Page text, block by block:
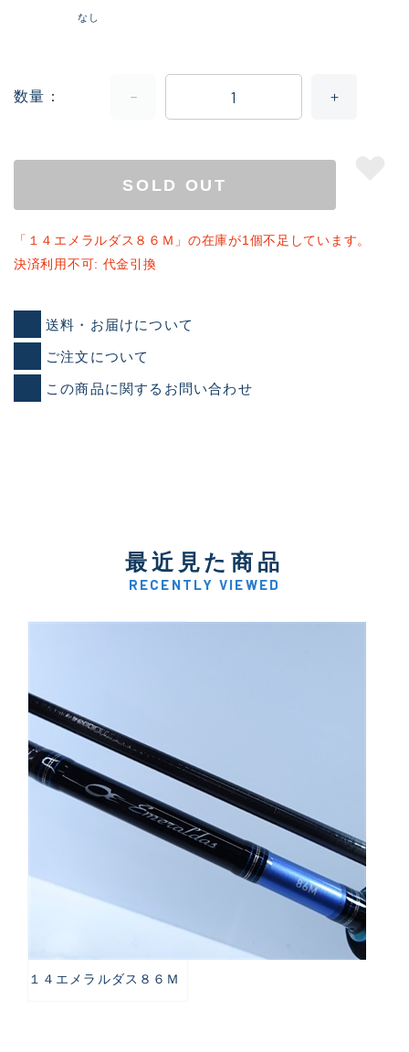
なし
数量
SOLD OUT
「１４エメラルダス８６Ｍ」の在庫が1個不足しています。
決済利用不可: 代金引換
送料・お届けについて
ご注文について
この商品に関するお問い合わせ
最近見た商品
RECENTLY VIEWED
１４エメラルダス８６Ｍ